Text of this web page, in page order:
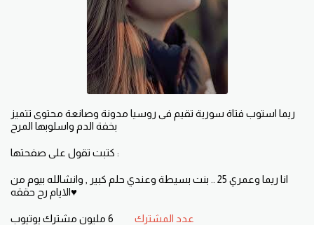
ريما استوب فتاة سورية تقيم فى روسيا مدونة وصانعة محتوى تتميز
كتبت تقول على صفحتها :
انا ريما وعمري 25 .. بنت بسيطة وعندي حلم كبير , وانشالله بيوم من
الايام رح حققه♥
عدد المشترك